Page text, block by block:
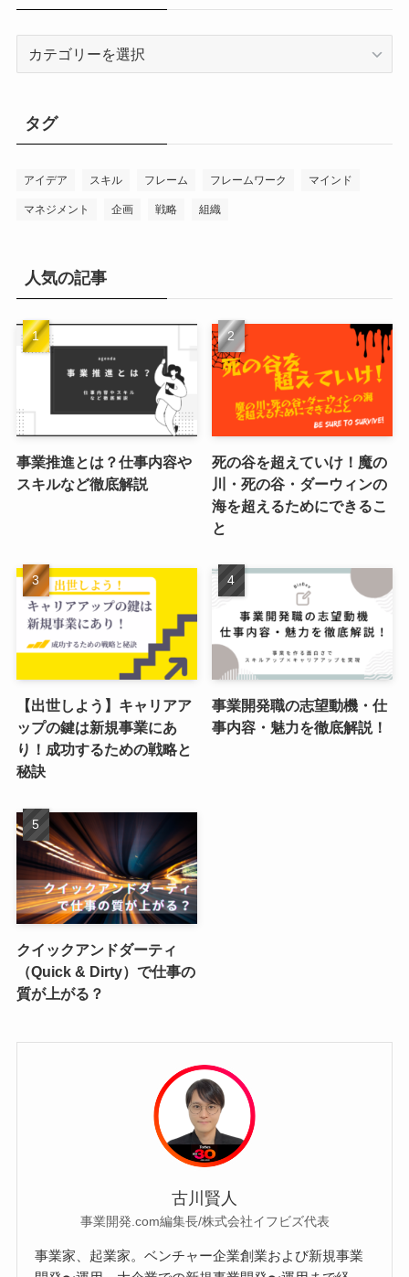
ー
タグ
アイデア スキル フレーム フレームワーク マインド
マネジメント 企画 戦略 組織
人気の記事
事業推進とは？仕事内容や
スキルなど徹底解説
死の谷を超えていけ！魔の
川・死の谷・ダーウィンの
海を超えるためにできるこ
と
【出世しよう】キャリアア
ップの鍵は新規事業にあ
り！成功するための戦略と
秘訣
事業開発職の志望動機・仕
事内容・魅力を徹底解説！
クイックアンドダーティ
（Quick & Dirty）で仕事の
質が上がる？
古川賢人
事業開発.com編集長/株式会社イフビズ代表
事業家、起業家。ベンチャー企業創業および新規事業